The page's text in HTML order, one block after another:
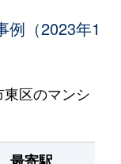
例（2023年1
区のマンシ